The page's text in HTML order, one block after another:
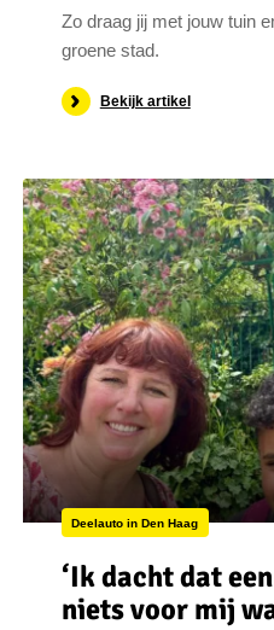
Zo draag jij met jouw tuin
groene stad.
Bekijk artikel
Deelauto in Den Haag
‘Ik dacht dat
niets voor mij